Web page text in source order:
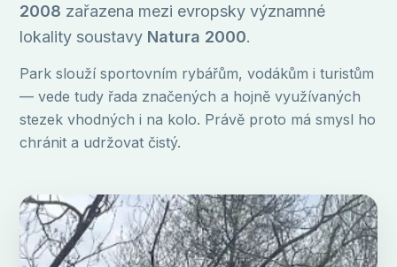
2008 zařazena mezi evropsky významné
lokality soustavy Natura 2000.
Park slouží sportovním rybářům, vodákům i turistům
— vede tudy řada značených a hojně využívaných
stezek vhodných i na kolo. Právě proto má smysl ho
chránit a udržovat čistý.